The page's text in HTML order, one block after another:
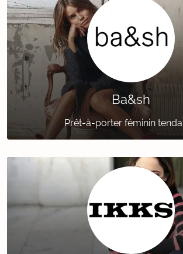
Ba&sh
Prêt-à-porter féminin